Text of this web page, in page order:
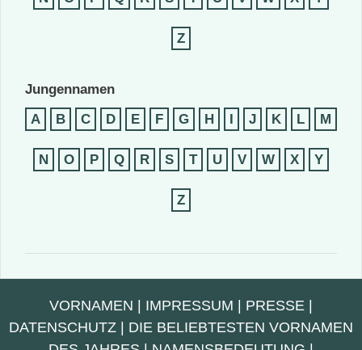
Z
Jungennamen
A
B C D E F G H I J K L M
N O P Q R S T U V W X Y
Z
VORNAMEN | IMPRESSUM | PRESSE |
DATENSCHUTZ | DIE BELIEBTESTEN VORNAMEN